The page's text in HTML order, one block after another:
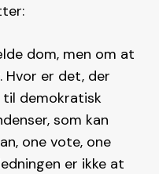
dom, men om at
Hvor er det, der
til demokratisk
som kan
one vote, one
er ikke at